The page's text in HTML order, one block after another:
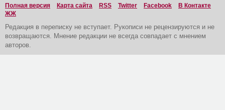
Полная версия Карта сайта RSS Twitter Facebook
В Контакте
ЖЖ
Редакция в переписку не вступает. Рукописи не рецензируются и не
возвращаются. Мнение редакции не всегда совпадает с мнением
авторов.